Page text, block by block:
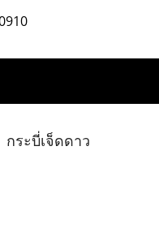
กระบี่เจ็ดดาว